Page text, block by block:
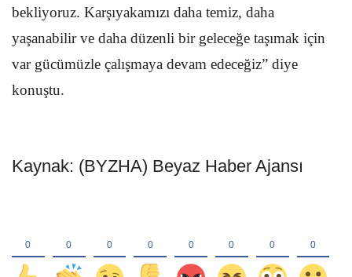
bekliyoruz. Karşıyakamızı daha temiz, daha
yaşanabilir ve daha düzenli bir geleceğe taşımak için
var gücümüzle çalışmaya devam edeceğiz” diye
konuştu.
Kaynak: (BYZHA) Beyaz Haber Ajansı